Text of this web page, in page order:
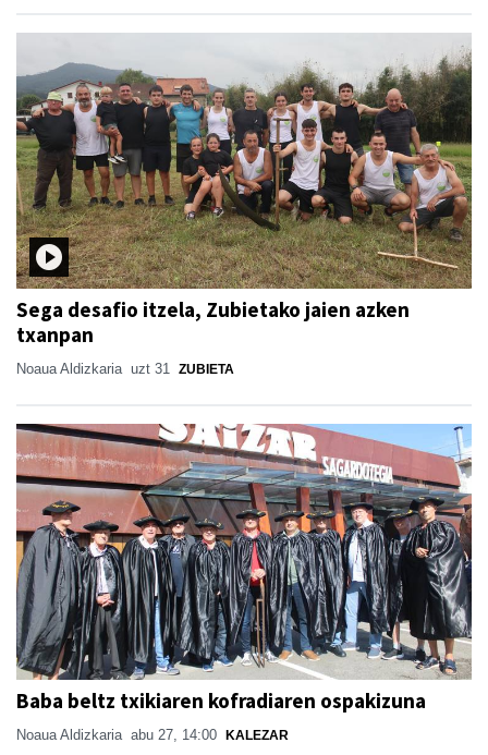
Sega desafio itzela, Zubietako jaien azken
txanpan
Noaua Aldizkaria uzt 31 ZUBIETA
Baba beltz txikiaren kofradiaren ospakizuna
Noaua Aldizkaria abu 27, 14:00 KALEZAR